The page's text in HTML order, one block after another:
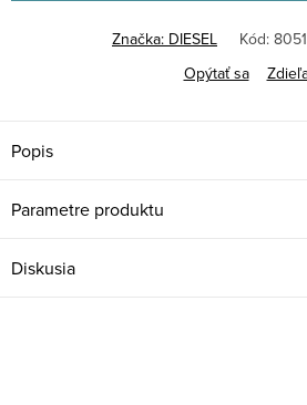
Značka: DIESEL Kód:
Opýtať sa
Popis
Parametre produktu
Diskusia